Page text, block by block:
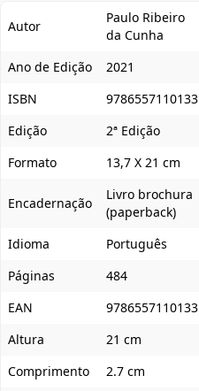
Autor
Paulo Ribeiro
da Cunha
Ano de Edição
2021
ISBN
9786557110133
Edição
2ª Edição
Formato
13,7 X 21 cm
Encadernação
Livro brochura
(paperback)
Idioma
Português
Páginas
484
EAN
9786557110133
Altura
21 cm
Comprimento
2.7 cm